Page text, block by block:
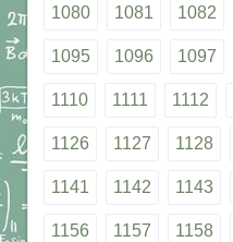
1080 1081 1082
1095 1096 1097
1110 1111 1112
1126 1127 1128
1141 1142 1143
1156 1157 1158